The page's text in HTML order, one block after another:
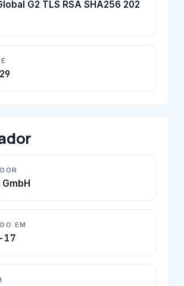
G2 TLS RSA SHA256 202
EM
17